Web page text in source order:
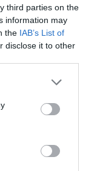
third parties on the
information may
the IAB’s List of
disclose it to other
or more Google
You may click to
party tags to
in below Google
,
bejegyzés